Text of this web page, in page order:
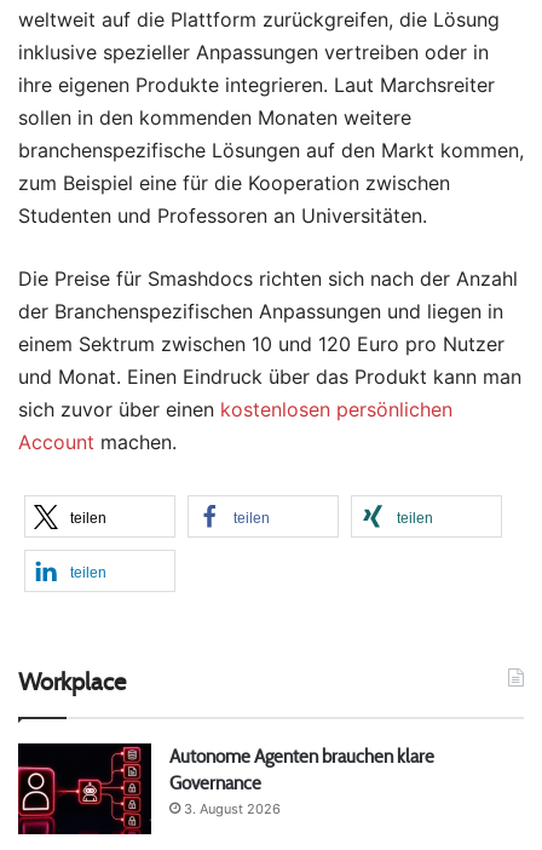
weltweit auf die Plattform zurückgreifen, die Lösung
inklusive spezieller Anpassungen vertreiben oder in
ihre eigenen Produkte integrieren. Laut Marchsreiter
sollen in den kommenden Monaten weitere
branchenspezifische Lösungen auf den Markt kommen,
zum Beispiel eine für die Kooperation zwischen
Studenten und Professoren an Universitäten.
Die Preise für Smashdocs richten sich nach der Anzahl
der Branchenspezifischen Anpassungen und liegen in
einem Sektrum zwischen 10 und 120 Euro pro Nutzer
und Monat. Einen Eindruck über das Produkt kann man
sich zuvor über einen kostenlosen persönlichen
Account machen.
teilen teilen teilen
teilen
Workplace
Autonome Agenten brauchen klare
Governance
3. August 2026